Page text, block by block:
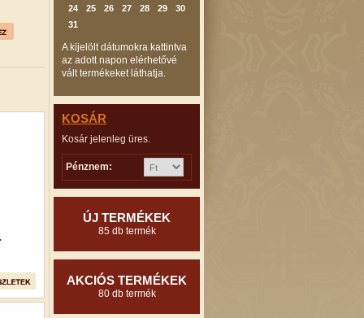
24
25 26 27 28 29
30
31
A kijelölt dátumokra kattintva
az adott napon elérhetővé
vált termékeket láthatja.
KOSÁR
Kosár jelenleg üres.
Pénznem:
ÚJ TERMÉKEK
85 db termék
AKCIÓS TERMÉKEK
80 db termék